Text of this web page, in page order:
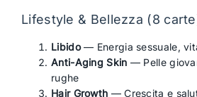
Lifestyle & Bellezza (8
Libido— Energia sessuale,
Anti-Aging Skin — Pelle
rughe
Hair Growth — Crescita e